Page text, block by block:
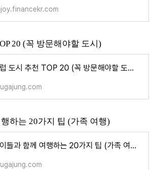
20 (꼭 방문해야할 도시)
유럽 도시 추천 TOP 20 (꼭 방문해야할 도시) - 여행
하는 20가지 팁 (가족 여행)
아이들과 함께 여행하는 20가지 팁 (가족 여행) - 여행